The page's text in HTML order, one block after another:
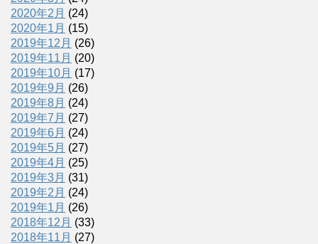
2020年2月 (24)
2020年1月 (15)
2019年12月 (26)
2019年11月 (20)
2019年10月 (17)
2019年9月 (26)
2019年8月 (24)
2019年7月 (27)
2019年6月 (24)
2019年5月 (27)
2019年4月 (25)
2019年3月 (31)
2019年2月 (24)
2019年1月 (26)
2018年12月 (33)
2018年11月 (27)